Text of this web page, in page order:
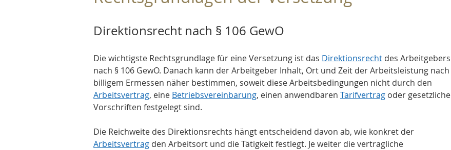
Direktionsrecht nach § 106 GewO
Die wichtigste Rechtsgrundlage für eine Versetzung ist das Direktionsrecht des Arbeitgebers
nach § 106 GewO. Danach kann der Arbeitgeber Inhalt, Ort und Zeit der Arbeitsleistung nach
billigem Ermessen näher bestimmen, soweit diese Arbeitsbedingungen nicht durch den
Arbeitsvertrag, eine Betriebsvereinbarung, einen anwendbaren Tarifvertrag oder gesetzliche
Vorschriften festgelegt sind.
Die Reichweite des Direktionsrechts hängt entscheidend davon ab, wie konkret der
Arbeitsvertrag den Arbeitsort und die Tätigkeit festlegt. Je weiter die vertragliche